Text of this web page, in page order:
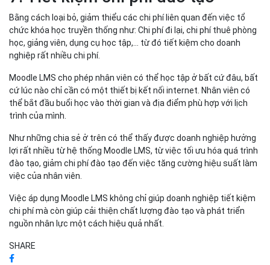
Bằng cách loại bỏ, giảm thiểu các chi phí liên quan đến việc tổ
chức khóa học truyền thống như: Chi phí đi lại, chi phí thuê phòng
học, giảng viên, dụng cụ học tập,... từ đó tiết kiệm cho doanh
nghiệp rất nhiều chi phí.
Moodle LMS cho phép nhân viên có thể học tập ở bất cứ đâu, bất
cứ lúc nào chỉ cần có một thiết bị kết nối internet. Nhân viên có
thể bắt đầu buổi học vào thời gian và địa điểm phù hợp với lịch
trình của mình.
Như những chia sẻ ở trên có thể thấy được doanh nghiệp hưởng
lợi rất nhiều từ hệ thống Moodle LMS, từ việc tối ưu hóa quá trình
đào tạo, giảm chi phí đào tạo đến việc tăng cường hiệu suất làm
việc của nhân viên.
Việc áp dụng Moodle LMS không chỉ giúp doanh nghiệp tiết kiệm
chi phí mà còn giúp cải thiện chất lượng đào tạo và phát triển
nguồn nhân lực một cách hiệu quả nhất.
SHARE